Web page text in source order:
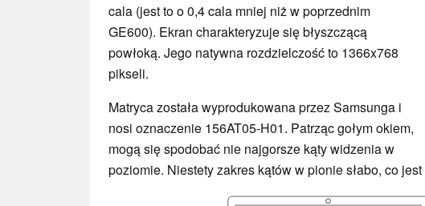
cala (jest to o 0,4 cala mniej niż w poprzednim
GE600). Ekran charakteryzuje się błyszczącą
powłoką. Jego natywna rozdzielczość to 1366x768
pikseli.
Matryca została wyprodukowana przez Samsunga i
nosi oznaczenie 156AT05-H01. Patrząc gołym okiem,
mogą się spodobać nie najgorsze kąty widzenia w
poziomie. Niestety zakres kątów w pionie słabo, co